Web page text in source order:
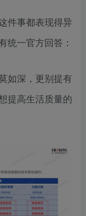
件事都表现得异
统一官方回答：
如深，更别提有
提高生活质量的